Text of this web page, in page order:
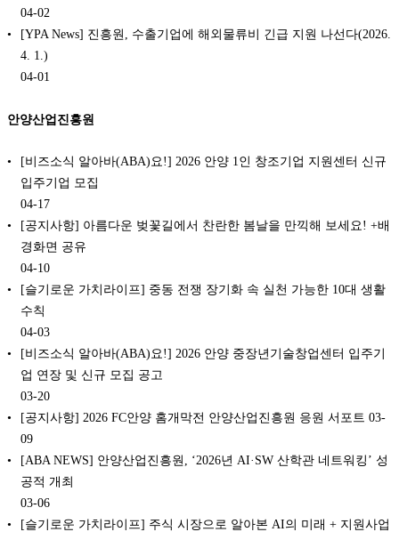
04-02
[YPA News] 진흥원, 수출기업에 해외물류비 긴급 지원 나선다(2026.
4. 1.)
04-01
안양산업진흥원
[비즈소식 알아바(ABA)요!] 2026 안양 1인 창조기업 지원센터 신규
입주기업 모집
04-17
[공지사항] 아름다운 벚꽃길에서 찬란한 봄날을 만끽해 보세요! +배
경화면 공유
04-10
[슬기로운 가치라이프] 중동 전쟁 장기화 속 실천 가능한 10대 생활
수칙
04-03
[비즈소식 알아바(ABA)요!] 2026 안양 중장년기술창업센터 입주기
업 연장 및 신규 모집 공고
03-20
[공지사항] 2026 FC안양 홈개막전 안양산업진흥원 응원 서포트 03-
09
[ABA NEWS] 안양산업진흥원, ‘2026년 AI·SW 산학관 네트워킹’ 성
공적 개최
03-06
[슬기로운 가치라이프] 주식 시장으로 알아본 AI의 미래 + 지원사업